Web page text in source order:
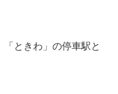
「ときわ」の停車駅と